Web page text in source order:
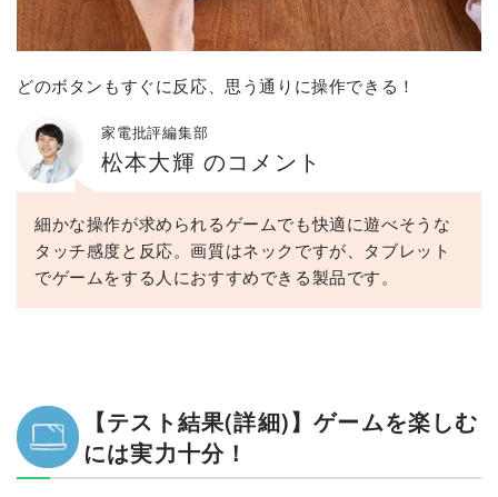
どのボタンもすぐに反応、思う通りに操作できる！
家電批評編集部
松本大輝 のコメント
細かな操作が求められるゲームでも快適に遊べそうな
タッチ感度と反応。画質はネックですが、タブレット
でゲームをする人におすすめできる製品です。
【テスト結果(詳細)】ゲームを楽しむ
には実力十分！